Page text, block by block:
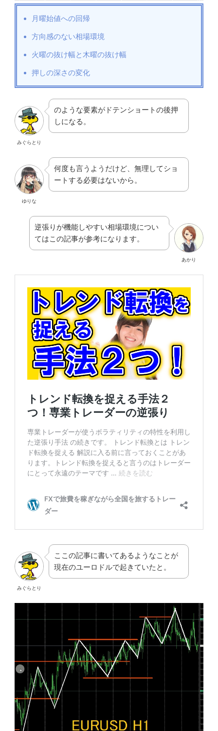
月曜始値への回帰
方向感のない相場環境
火曜の抜け幅と木曜の抜け幅
押しの深さの変化
みぐらとり
のような要素がドテンショートの後押
しになる。
ゆりな
何度も言うようだけど、無理してショ
ートする必要はないから。
あかり
逆張りが機能しやすい相場環境につい
てはこの記事が参考になります。
みぐらとり
ここの記事に書いてあるようなことが
現在のユーロドルで起きていたと。